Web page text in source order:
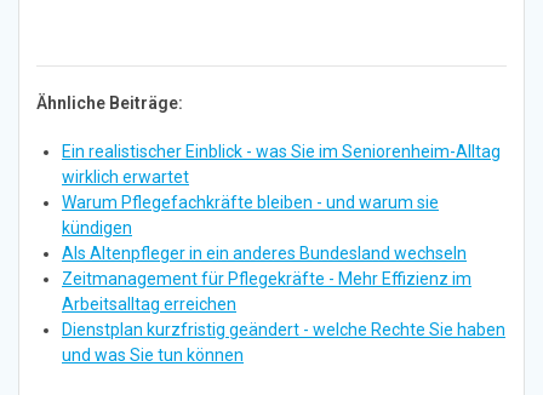
Ähnliche Beiträge:
Ein realistischer Einblick - was Sie im Seniorenheim-Alltag
wirklich erwartet
Warum Pflegefachkräfte bleiben - und warum sie
kündigen
Als Altenpfleger in ein anderes Bundesland wechseln
Zeitmanagement für Pflegekräfte - Mehr Effizienz im
Arbeitsalltag erreichen
Dienstplan kurzfristig geändert - welche Rechte Sie haben
und was Sie tun können